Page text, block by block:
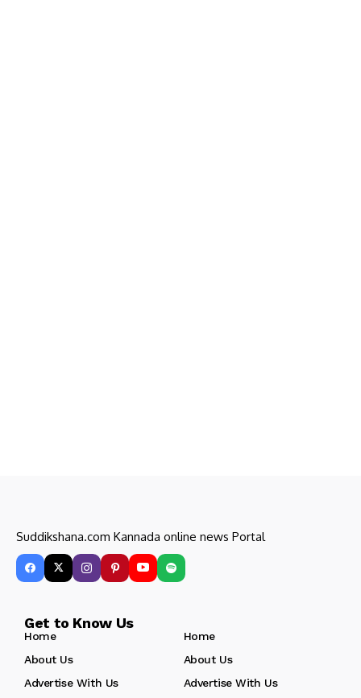
Suddikshana.com Kannada online news Portal
Get to Know Us
Home
Home
About Us
About Us
Advertise With Us
Advertise With Us